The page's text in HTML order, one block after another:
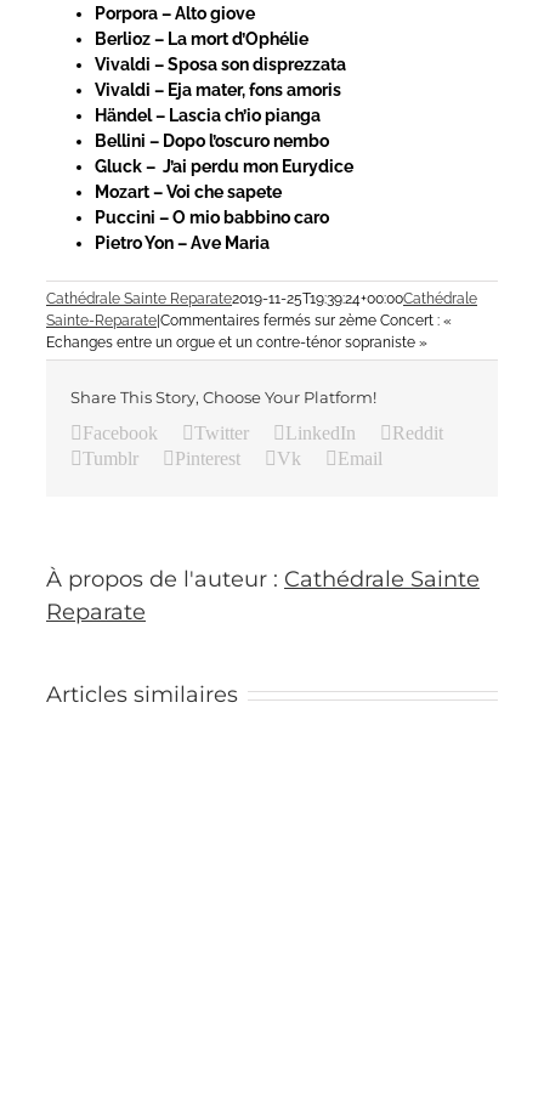
Porpora – Alto giove
Berlioz – La mort d’Ophélie
Vivaldi – Sposa son disprezzata
Vivaldi – Eja mater, fons amoris
Händel – Lascia ch’io pianga
Bellini – Dopo l’oscuro nembo
Gluck – J’ai perdu mon Eurydice
Mozart – Voi che sapete
Puccini – O mio babbino caro
Pietro Yon – Ave Maria
Cathédrale Sainte Reparate2019-11-25T19:39:24+00:00Cathédrale
Sainte-Reparate|Commentaires fermés sur 2ème Concert : «
Echanges entre un orgue et un contre-ténor sopraniste »
Share This Story, Choose Your Platform!
Facebook Twitter LinkedIn
Reddit
Tumblr
Pinterest Vk Email
À propos de l'auteur : Cathédrale Sainte
Reparate
Articles similaires